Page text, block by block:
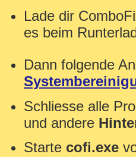
Lade dir
es beim
Dann folgende
Schliesse alle
und andere
Starte cofi.exe